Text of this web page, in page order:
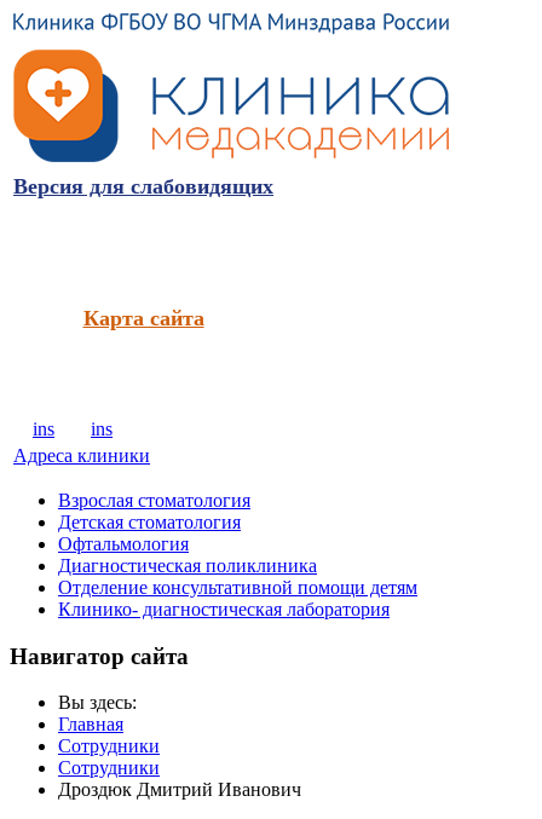
Версия для слабовидящих
Карта сайта
ins
ins
Адреса клиники
Взрослая стоматология
Детская стоматология
Офтальмология
Диагностическая поликлиника
Отделение консультативной помощи детям
Клинико- диагностическая лаборатория
Навигатор сайта
Вы здесь:
Главная
Сотрудники
Сотрудники
Дроздюк Дмитрий Иванович